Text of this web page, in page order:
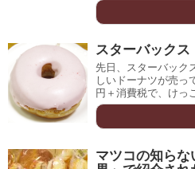
スターバック
先日、スターバック
しいドーナツが売っ
円＋消費税で、けっ
マツコの知ら